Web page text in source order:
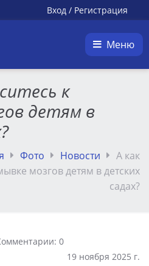
Вход / Регистрация
Меню
к
детям в
Фото Новости
А как
мозгов детям в детских
садах?
0
19 ноября 2025 г.